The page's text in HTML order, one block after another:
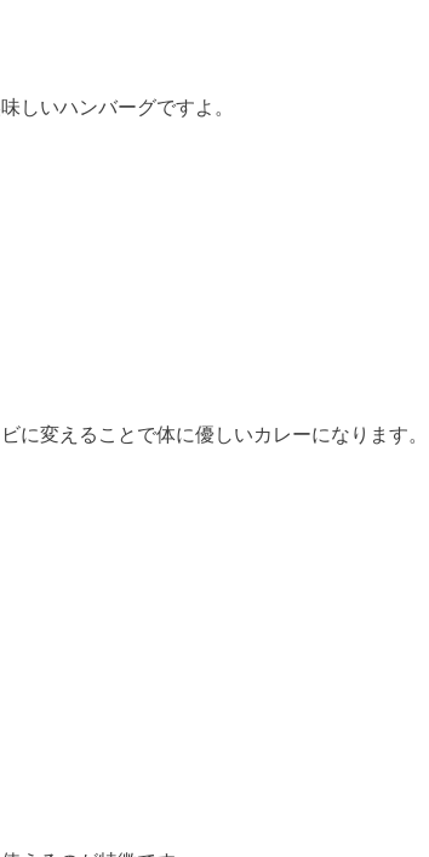
しいハンバーグですよ。
に変えることで体に優しいカレーになります。